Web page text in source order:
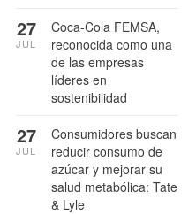
Coca-Cola FEMSA,
reconocida como una
de las empresas
líderes en
sostenibilidad
27
JUL
Consumidores buscan
reducir consumo de
azúcar y mejorar su
salud metabólica: Tate
& Lyle
27
JUL